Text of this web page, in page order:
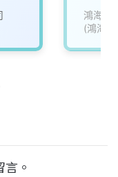
鴻海精
(鴻海)
。